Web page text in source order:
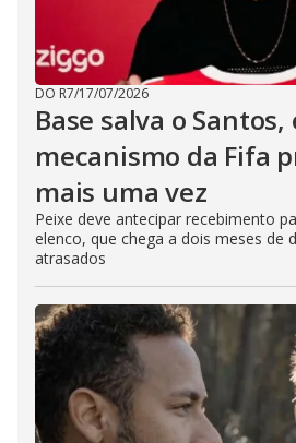
DO R7/17/07/2026
Base salva o Santos,
mecanismo da Fifa
mais uma vez
Peixe deve antecipar recebimento
elenco, que chega a dois meses de
atrasados